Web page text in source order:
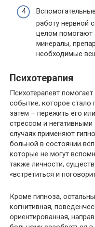
работу нервной
целом помогают
минералы,
необходимые
Психотерапия
Психотерапевт
событие, которое стало
затем – пережить его
стрессом и
случаях применяют
больной в состоянии
которые не могут
также личности,
«встретиться и
Кроме гипноза,
когнитивная,
ориентированная,